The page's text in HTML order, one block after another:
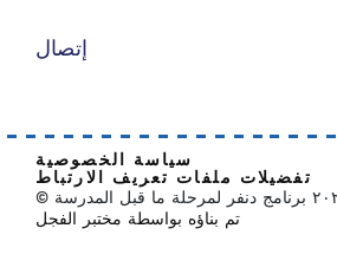
إتصال
سياسة الخصوصية
تفضيلات ملفات تعريف الارتباط
لمرحلة ما قبل المدرسة
تم بناؤه بواسطة مختبر الفجل